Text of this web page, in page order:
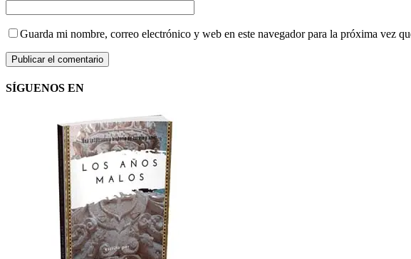
Guarda mi nombre, correo electrónico y web en este navegador para la próxima vez
SÍGUENOS EN